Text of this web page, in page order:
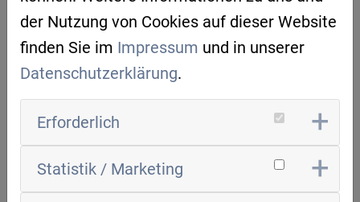
für Familie, Senioren, Frauen und Jugend
(BMFSFJ)und demBundesministerium für
Umwelt, Naturschutz, nukleare Sicherheit
und Verbraucherschutz (BMUV)
bündeln die drei Ministerien ihre Kräfte,
Communities und öffnen ihre Projekte für die
gemeinsame Nutzung.
der Nutzung von Cookies auf dieser Website
finden Sie im Impressum und in unserer
Datenschutzerklärung.
Erforderlich
Statistik / Marketing